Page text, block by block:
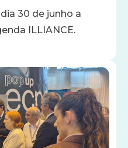
30 de junho a
ILLIANCE.